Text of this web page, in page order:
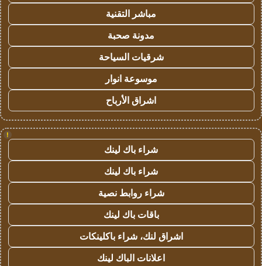
مباشر التقنية
مدونة صحبة
شرقيات السياحة
موسوعة انوار
اشراق الأرباح
!
شراء باك لينك
شراء باك لينك
شراء روابط نصية
باقات باك لينك
اشراق لنك، شراء باكلينكات
اعلانات الباك لينك